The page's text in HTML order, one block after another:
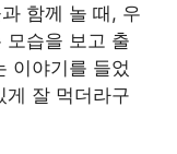
함께 놀 때, 우
모습을 보고 출
이야기를 들었
게 잘 먹더라구